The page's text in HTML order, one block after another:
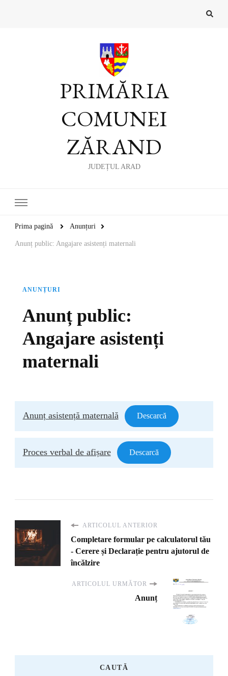
PRIMĂRIA
COMUNEI
ZĂRAND
JUDEȚUL ARAD
Prima pagină Anunțuri
Anunț public: Angajare asistenți maternali
ANUNȚURI
Anunț public:
Angajare asistenți
maternali
Anunț asistență maternală Descarcă
Proces verbal de afișare Descarcă
ARTICOLUL ANTERIOR
Completare formular pe calculatorul tău
- Cerere și Declarație pentru ajutorul de
încălzire
ARTICOLUL URMĂTOR
Anunț
CAUTĂ